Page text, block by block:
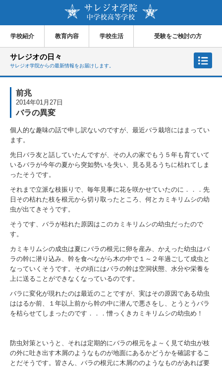
学校紹介 教育内容 学校生活 受験をご検討の方
サレジオの日々
サレジオ学院からの最新情報をお届けします。
前兆
2014年01月27日
バラの異変
個人的な趣味の話で申し訳ないのですが、最近バラ栽培にはまってい
ます。
先日バラ友と話していたんですが、その人の家でもう５年も育ていて
いるバラが今年の夏から突如勢いを失い、見る見るうちに枯れてしま
ったそうです。
それまで立派な枝振りで、毎年見事に花を咲かせていたのに．．．先
日その枯れた枝を根元から切り取ったところ、何とカミキリムシの幼
虫が出てきそうです。
そうです、バラが枯れた原因はこのカミキリムシの幼虫だったので
す。
カミキリムシの成虫は夏にバラの根元に卵を産み、かえった幼虫はバ
ラの幹に潜り込み、幹を食べながら木の中で１～２年過ごして成虫と
なっていくそうです。その頃にはバラの幹は空洞状態、水分や栄養を
上に送ることができなくなっているのです。
バラに変化が現れたのは最近のことですが、実はその原因である幼虫
ははるか前、１年以上前から幹の中に潜んで悪さをし、とうとうバラ
を枯らせてしまったのです．．．憎っくきカミキリムシの幼虫め！
防虫対策というと、それは定期的にバラの根元をよ～く見て幼虫が枝
の外に吐き出す木屑のようなものが地面にあるかどうかを確認するこ
とだそうです。皆さん、 バラの根元に木屑ののようなものがあれば要